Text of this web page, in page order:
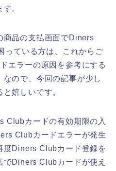
。
商品の支払画面でDiners
っている方は、これからご
エラーの原因を参考にする
ので、今回の記事が少し
嬉しいです。
Clubカードの有効期限の入
Clubカードエラーが発生
度Diners Clubカード登録を
でDiners Clubカードが使え